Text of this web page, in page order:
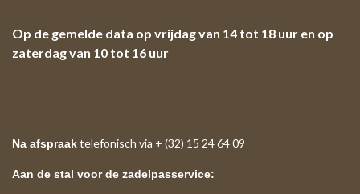
Op de gemelde data op vrijdag van 14 tot 18 uur en op
zaterdag van 10 tot 16 uur
Na afspraaktelefonisch via + (32) 15 24 64 09
Aan de stal voor de zadelpasservice: